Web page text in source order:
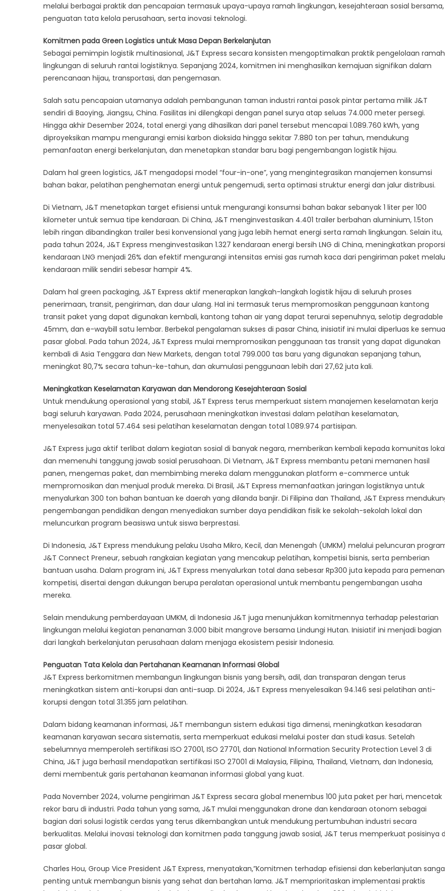
Laporan
ESG
Mendorong
Praktik
Berkelanjutan
di
Jaringan
Logistik
melalui berbagai praktik dan pencapaian termasuk upaya-upaya ramah lingkungan, kesejahteraan sosial bersama,
penguatan tata kelola perusahaan, serta inovasi teknologi.
Komitmen pada Green Logistics untuk Masa Depan Berkelanjutan
Sebagai pemimpin logistik multinasional, J&T Express secara konsisten mengoptimalkan praktik pengelolaan ramah
lingkungan di seluruh rantai logistiknya. Sepanjang 2024, komitmen ini menghasilkan kemajuan signifikan dalam
perencanaan hijau, transportasi, dan pengemasan.
Salah satu pencapaian utamanya adalah pembangunan taman industri rantai pasok pintar pertama milik J&T
sendiri di Baoying, Jiangsu, China. Fasilitas ini dilengkapi dengan panel surya atap seluas 74.000 meter persegi.
Hingga akhir Desember 2024, total energi yang dihasilkan dari panel tersebut mencapai 1.089.760 kWh, yang
diproyeksikan mampu mengurangi emisi karbon dioksida hingga sekitar 7.880 ton per tahun, mendukung
pemanfaatan energi berkelanjutan, dan menetapkan standar baru bagi pengembangan logistik hijau.
Dalam hal green logistics, J&T mengadopsi model “four-in-one”, yang mengintegrasikan manajemen konsumsi
bahan bakar, pelatihan penghematan energi untuk pengemudi, serta optimasi struktur energi dan jalur distribusi.
Di Vietnam, J&T menetapkan target efisiensi untuk mengurangi konsumsi bahan bakar sebanyak 1 liter per 100
kilometer untuk semua tipe kendaraan. Di China, J&T menginvestasikan 4.401 trailer berbahan aluminium, 1.5ton
lebih ringan dibandingkan trailer besi konvensional yang juga lebih hemat energi serta ramah lingkungan. Selain itu,
pada tahun 2024, J&T Express menginvestasikan 1.327 kendaraan energi bersih LNG di China, meningkatkan proporsi
kendaraan LNG menjadi 26% dan efektif mengurangi intensitas emisi gas rumah kaca dari pengiriman paket
kendaraan milik sendiri sebesar hampir 4%.
Dalam hal green packaging, J&T Express aktif menerapkan langkah-langkah logistik hijau di seluruh proses
penerimaan, transit, pengiriman, dan daur ulang. Hal ini termasuk terus mempromosikan penggunaan kantong
transit paket yang dapat digunakan kembali, kantong tahan air yang dapat terurai sepenuhnya, selotip degradable
45mm, dan e-waybill satu lembar. Berbekal pengalaman sukses di pasar China, inisiatif ini mulai diperluas ke semua
pasar global. Pada tahun 2024, J&T Express mulai mempromosikan penggunaan tas transit yang dapat digunakan
kembali di Asia Tenggara dan New Markets, dengan total 799.000 tas baru yang digunakan sepanjang tahun,
meningkat 80,7% secara tahun-ke-tahun, dan akumulasi penggunaan lebih dari 27,62 juta kali.
Meningkatkan Keselamatan Karyawan dan Mendorong Kesejahteraan Sosial
Untuk mendukung operasional yang stabil, J&T Express terus memperkuat sistem manajemen keselamatan kerja
bagi seluruh karyawan. Pada 2024, perusahaan meningkatkan investasi dalam pelatihan keselamatan,
menyelesaikan total 57.464 sesi pelatihan keselamatan dengan total 1.089.974 partisipan.
J&T Express juga aktif terlibat dalam kegiatan sosial di banyak negara, memberikan kembali kepada komunitas
dan memenuhi tanggung jawab sosial perusahaan. Di Vietnam, J&T Express membantu petani memanen hasil
panen, mengemas paket, dan membimbing mereka dalam menggunakan platform e-commerce untuk
mempromosikan dan menjual produk mereka. Di Brasil, J&T Express memanfaatkan jaringan logistiknya untuk
menyalurkan 300 ton bahan bantuan ke daerah yang dilanda banjir. Di Filipina dan Thailand, J&T Express
pengembangan pendidikan dengan menyediakan sumber daya pendidikan fisik ke sekolah-sekolah lokal dan
meluncurkan program beasiswa untuk siswa berprestasi.
Di Indonesia, J&T Express mendukung pelaku Usaha Mikro, Kecil, dan Menengah (UMKM) melalui peluncuran
J&T Connect Preneur, sebuah rangkaian kegiatan yang mencakup pelatihan, kompetisi bisnis, serta pemberian
bantuan usaha. Dalam program ini, J&T Express menyalurkan total dana sebesar Rp300 juta kepada para
kompetisi, disertai dengan dukungan berupa peralatan operasional untuk membantu pengembangan usaha
mereka.
Selain mendukung pemberdayaan UMKM, di Indonesia J&T juga menunjukkan komitmennya terhadap pelestarian
lingkungan melalui kegiatan penanaman 3.000 bibit mangrove bersama Lindungi Hutan. Inisiatif ini menjadi bagian
dari langkah berkelanjutan perusahaan dalam menjaga ekosistem pesisir Indonesia.
Penguatan Tata Kelola dan Pertahanan Keamanan Informasi Global
J&T Express berkomitmen membangun lingkungan bisnis yang bersih, adil, dan transparan dengan terus
meningkatkan sistem anti-korupsi dan anti-suap. Di 2024, J&T Express menyelesaikan 94.146 sesi pelatihan anti-
korupsi dengan total 31.355 jam pelatihan.
Dalam bidang keamanan informasi, J&T membangun sistem edukasi tiga dimensi, meningkatkan kesadaran
keamanan karyawan secara sistematis, serta memperkuat edukasi melalui poster dan studi kasus. Setelah
sebelumnya memperoleh sertifikasi ISO 27001, ISO 27701, dan National Information Security Protection Level 3 di
China, J&T juga berhasil mendapatkan sertifikasi ISO 27001 di Malaysia, Filipina, Thailand, Vietnam, dan Indonesia,
demi membentuk garis pertahanan keamanan informasi global yang kuat.
Pada November 2024, volume pengiriman J&T Express secara global menembus 100 juta paket per hari, mencetak
rekor baru di industri. Pada tahun yang sama, J&T mulai menggunakan drone dan kendaraan otonom sebagai
bagian dari solusi logistik cerdas yang terus dikembangkan untuk mendukung pertumbuhan industri secara
berkualitas. Melalui inovasi teknologi dan komitmen pada tanggung jawab sosial, J&T terus memperkuat posisinya
pasar global.
Charles Hou, Group Vice President J&T Express, menyatakan,”Komitmen terhadap efisiensi dan keberlanjutan
penting untuk membangun bisnis yang sehat dan bertahan lama. J&T memprioritaskan implementasi praktis